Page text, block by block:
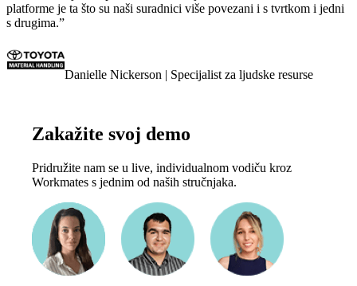
platforme je ta što su naši suradnici više povezani i s tvrtkom i jedni
s drugima.”
Danielle Nickerson | Specijalist za ljudske resurse
Zakažite svoj demo
Pridružite nam se u live, individualnom vodiču kroz
Workmates s jednim od naših stručnjaka.